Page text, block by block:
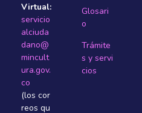
Virtual:
servicio
alciuda
dano@
mincult
ura.gov.
co
(los cor
reos qu
Glosari
o
Trámite
s y servi
cios